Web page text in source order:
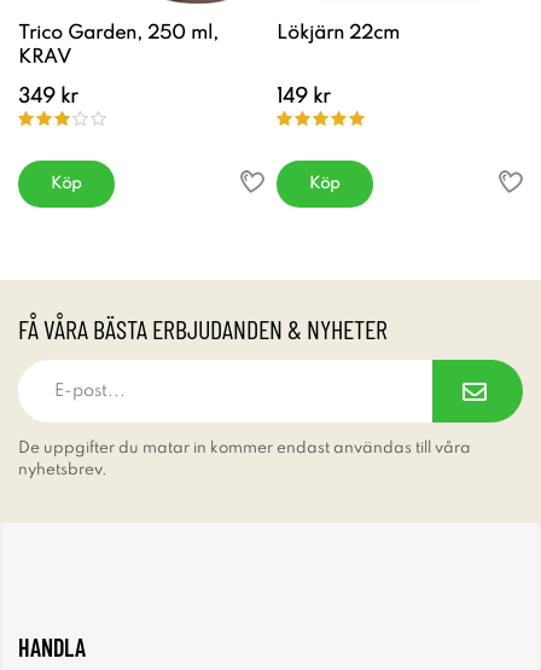
Trico Garden, 250 ml,
KRAV
349 kr
Köp
Lökjärn 22cm
149 kr
Köp
FÅ VÅRA BÄSTA ERBJUDANDEN & NYHETER
De uppgifter du matar in kommer endast användas till våra
nyhetsbrev.
HANDLA